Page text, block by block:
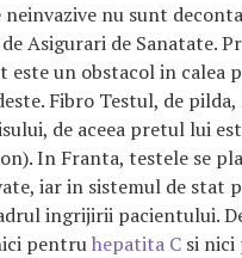
neinvazive nu sunt
Asigurari de Sanatate.
este un obstacol in calea
Fibro Testul, de pilda,
de aceea pretul lui
In Franta, testele se
iar in sistemul de stat
ingrijirii pacientului.
pentruhepatita C si